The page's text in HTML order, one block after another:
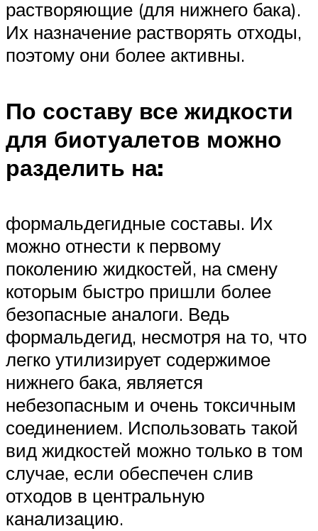
растворяющие (для нижнего бака).
Их назначение растворять отходы,
поэтому они более активны.
По составу все жидкости
для биотуалетов можно
разделить на:
формальдегидные составы. Их
можно отнести к первому
поколению жидкостей, на смену
которым быстро пришли более
безопасные аналоги. Ведь
формальдегид, несмотря на то, что
легко утилизирует содержимое
нижнего бака, является
небезопасным и очень токсичным
соединением. Использовать такой
вид жидкостей можно только в том
случае, если обеспечен слив
отходов в центральную
канализацию.